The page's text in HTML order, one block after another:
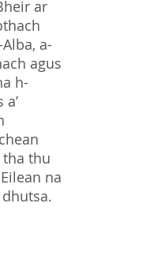
ar
a-
agus
h-
thu
na